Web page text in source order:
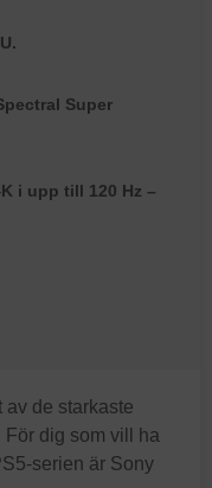
Super
i upp till 120 Hz –
de starkaste
dig som vill ha
serien är Sony